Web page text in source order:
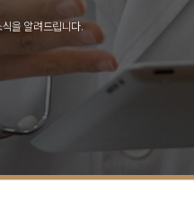
을 알려드립니다.